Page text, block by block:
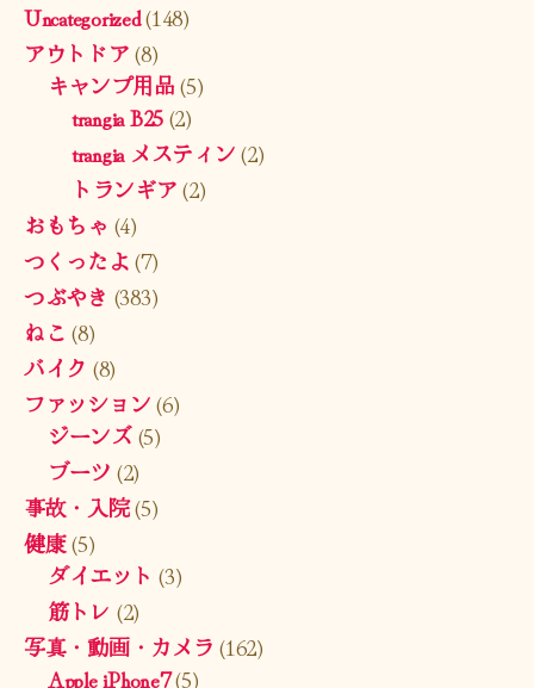
Uncategorized(148)
アウトドア(8)
キャンプ用品(5)
trangia B25(2)
trangia メスティン(2)
トランギア(2)
おもちゃ (4)
つくったよ(7)
つぶやき (383)
ねこ (8)
バイク (8)
ファッション(6)
ジーンズ(5)
ブーツ (2)
事故・入院(5)
健康(5)
ダイエット (3)
筋トレ (2)
写真・動画・カメラ (162)
Apple iPhone7(5)